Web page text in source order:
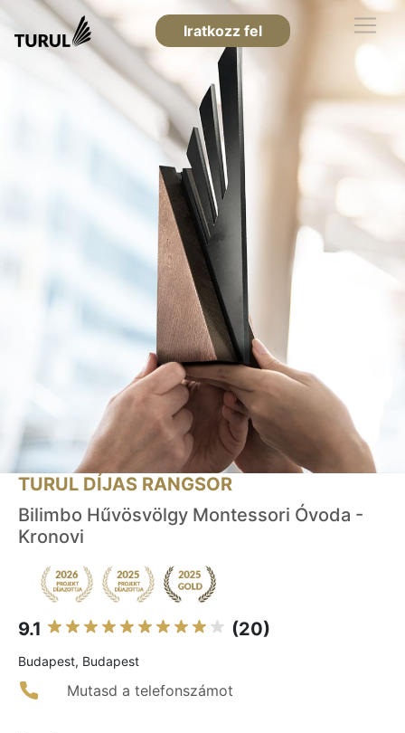
Iratkozz fel
TURUL DÍJAS RANGSOR
Bilimbo Hűvösvölgy Montessori Óvoda -
Kronovi
9.1 (20)
Budapest, Budapest
Mutasd a telefonszámot